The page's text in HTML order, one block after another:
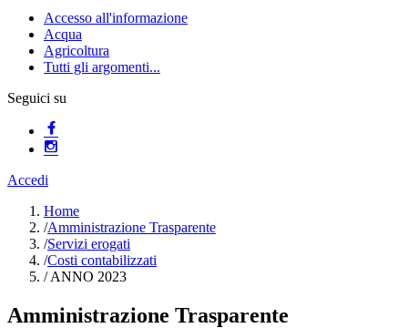
Accesso all'informazione
Acqua
Agricoltura
Tutti gli argomenti...
Seguici su
Accedi
Home
/Amministrazione Trasparente
/Servizi erogati
/Costi contabilizzati
/ANNO 2023
Amministrazione Trasparente